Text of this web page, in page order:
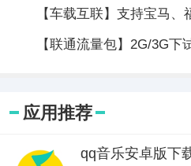
【车载互联】支持宝马、
【联通流量包】2G/3G下试
应用推荐
qq音乐安卓版下